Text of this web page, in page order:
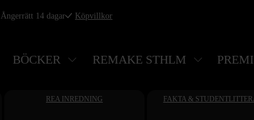
Ångerrätt 14 dagar Köpvillkor
BÖCKER REMAKE STHLM
REA INREDNING FAKTA &